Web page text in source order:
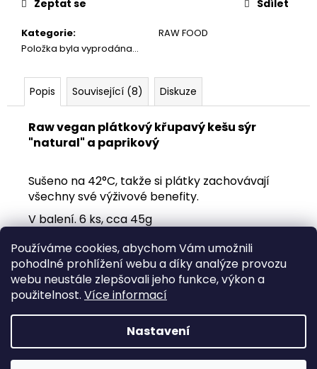
Používáme cookies, abychom Vám umožnili
pohodlné prohlížení webu a díky analýze provozu
webu neustále zlepšovali jeho funkce, výkon a
použitelnost. Více informací
Nastavení
Kategorie:
RAW FOOD
Položka byla vyprodána…
Zeptat se Sdílet
Popis Související (8) Diskuze
Raw vegan plátkový křupavý kešu sýr
"natural" a paprikový
Sušeno na 42°C, takže si plátky zachovávají
všechny své výživové benefity.
V balení. 6 ks, cca 45g
Složení: kešu, lahůdkové droždí, olivový olej,
himalájská sůl, filtrovaná voda, sušená cibule,
paprika.
Trvanlivost 2 měsíce
o
u
č
e
PAINTED
MUG
500
Kč